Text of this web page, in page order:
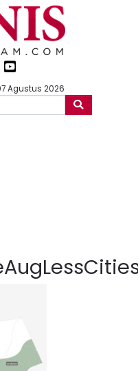
Agustus 2026